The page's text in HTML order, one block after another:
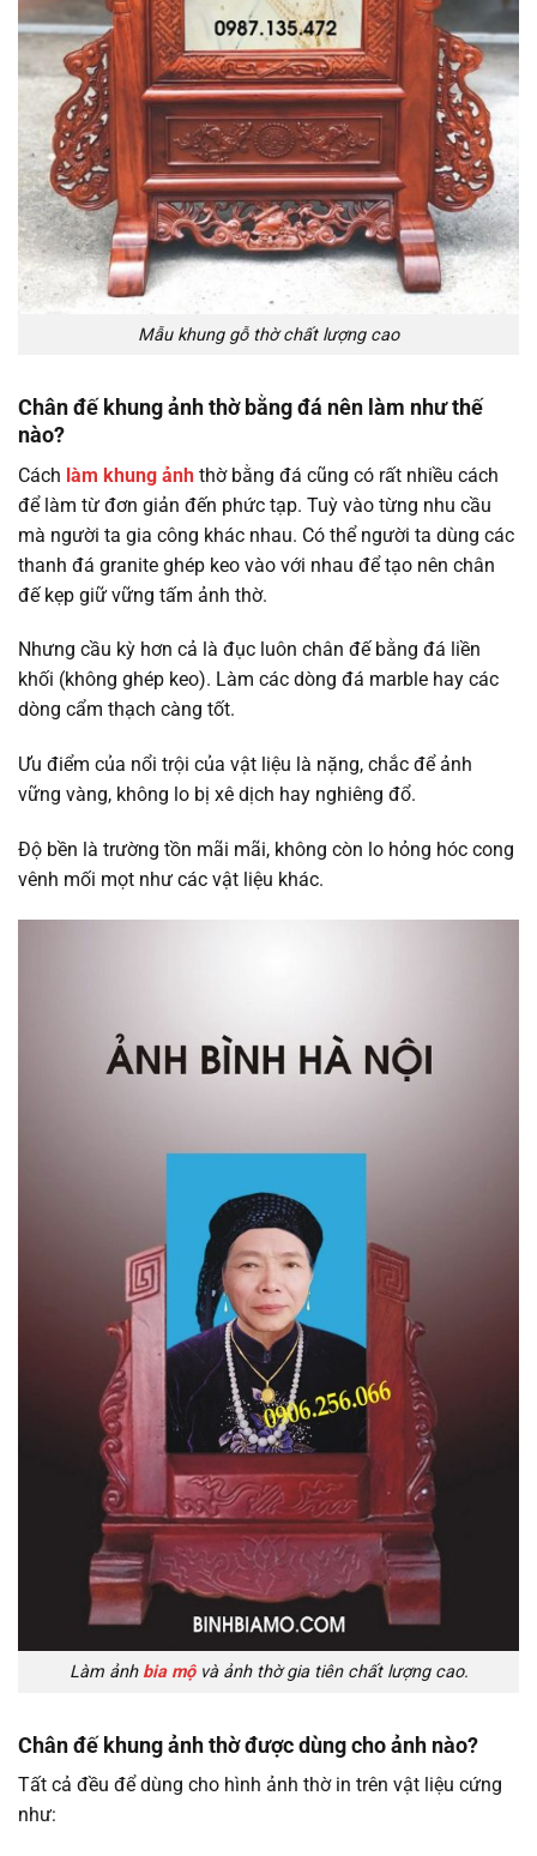
Mẫu khung gỗ thờ chất lượng cao
Chân đế khung ảnh thờ bằng đá nên làm như thế
nào?
Cách làm khung ảnh thờ bằng đá cũng có rất nhiều cách
để làm từ đơn giản đến phức tạp. Tuỳ vào từng nhu cầu
mà người ta gia công khác nhau. Có thể người ta dùng các
thanh đá granite ghép keo vào với nhau để tạo nên chân
đế kẹp giữ vững tấm ảnh thờ.
Nhưng cầu kỳ hơn cả là đục luôn chân đế bằng đá liền
khối (không ghép keo). Làm các dòng đá marble hay các
dòng cẩm thạch càng tốt.
Ưu điểm của nổi trội của vật liệu là nặng, chắc để ảnh
vững vàng, không lo bị xê dịch hay nghiêng đổ.
Độ bền là trường tồn mãi mãi, không còn lo hỏng hóc cong
vênh mối mọt như các vật liệu khác.
Làm ảnh bia mộvà ảnh thờ gia tiên chất lượng cao.
Chân đế khung ảnh thờ được dùng cho ảnh nào?
Tất cả đều để dùng cho hình ảnh thờ in trên vật liệu cứng
như: